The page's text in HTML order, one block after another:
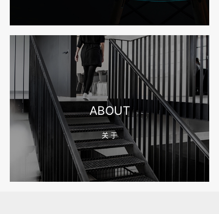
宁波网站建设报价怎么看？合同、源码和后台要先写清
2026-08-04 17:55:09
宁波制造业网站建设公司怎么选？先看产品询盘字段
2026-08-02 17:58:44
工厂短视频拍摄后，怎样放进官网帮助客户判断实力
ABOUT
关 于